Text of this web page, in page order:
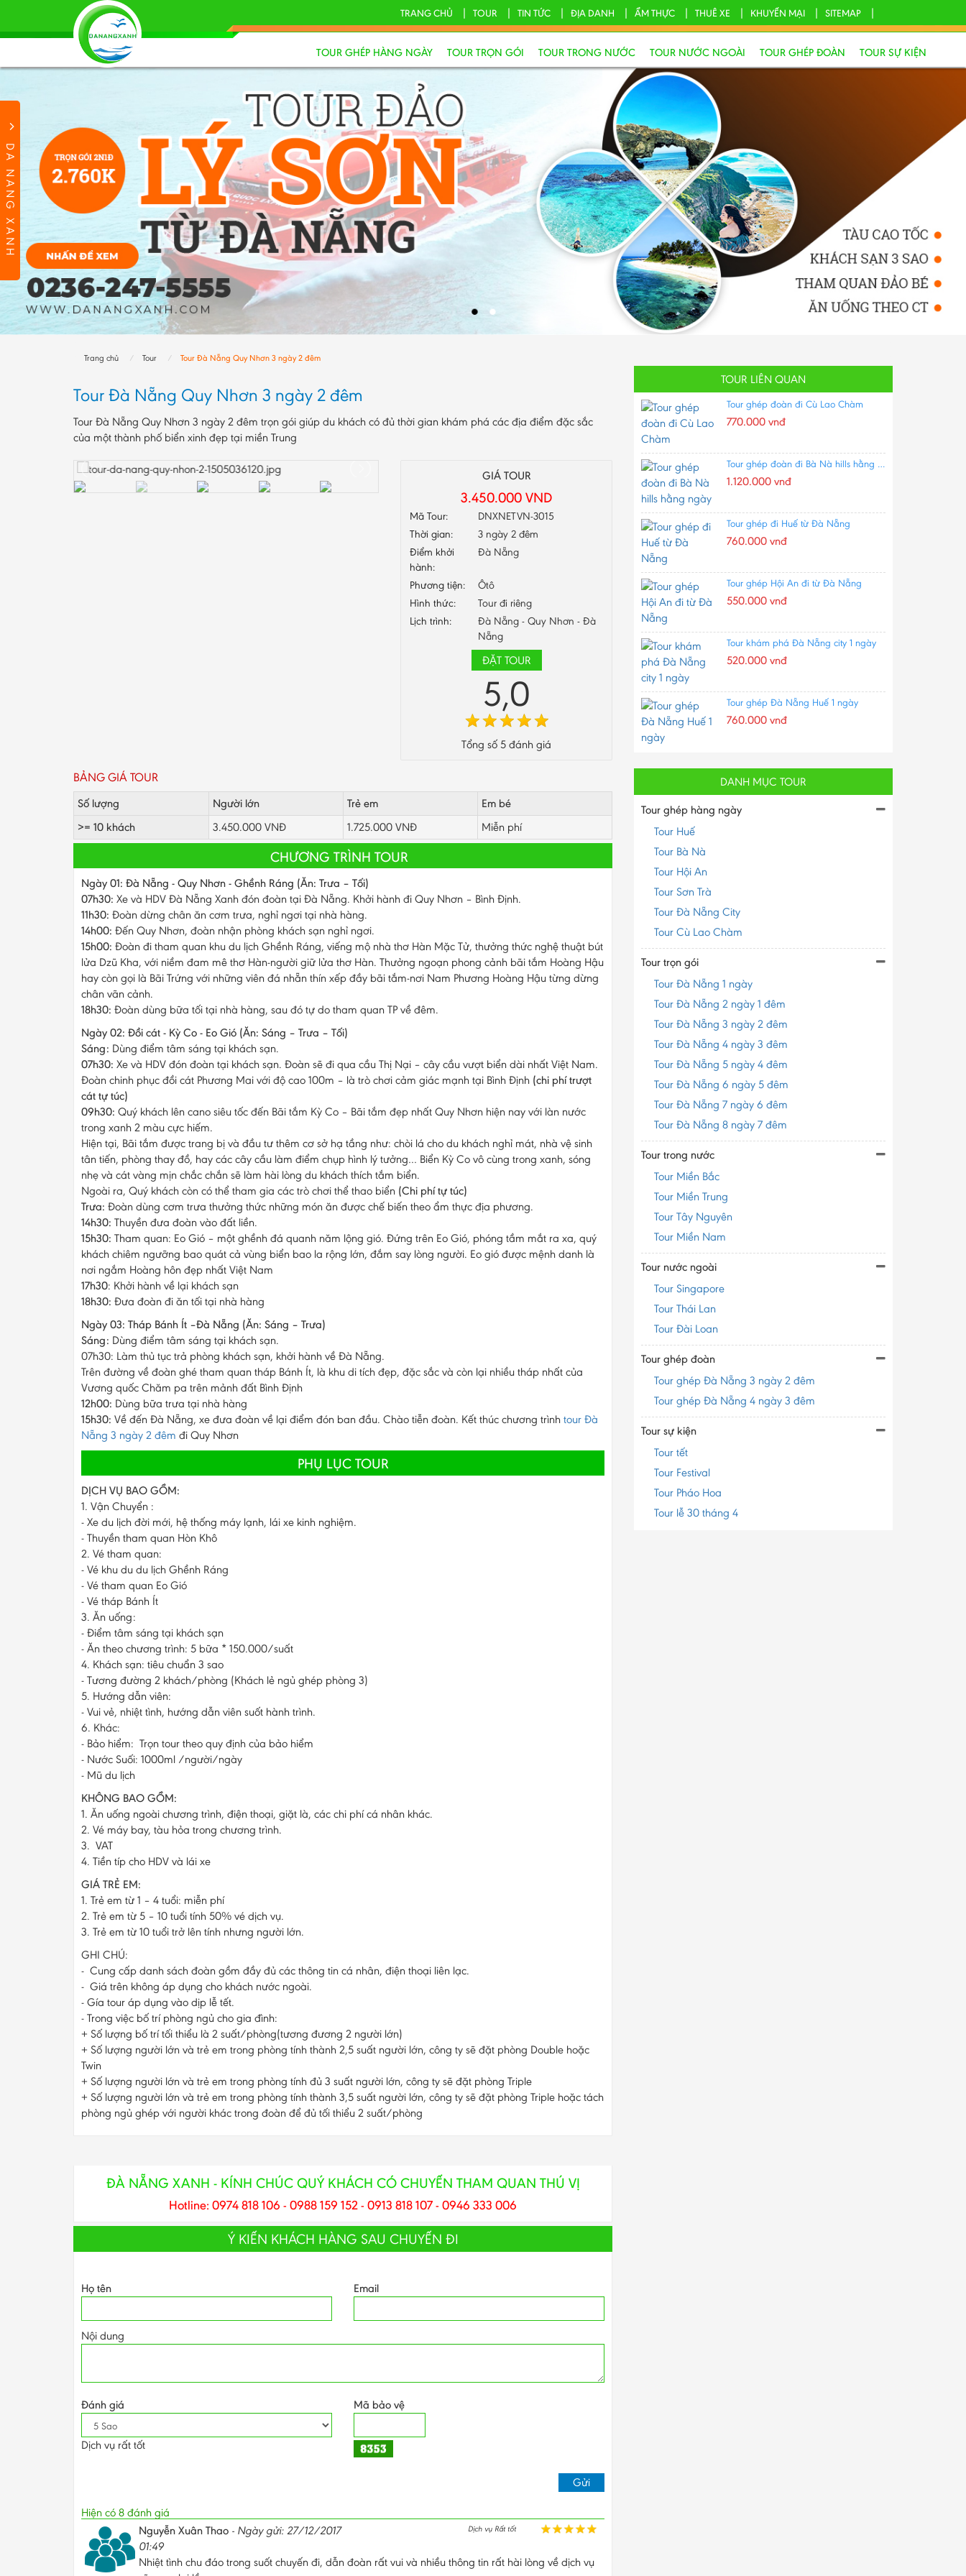
TRANG CHỦ TOUR TIN TỨC ĐỊA DANH ẨM THỰC THUÊ XE KHUYẾN MẠI SITEMAP
TOUR GHÉP HÀNG NGÀY TOUR TRỌN GÓI TOUR TRONG NƯỚC TOUR NƯỚC NGOÀI TOUR GHÉP ĐOÀN TOUR SỰ KIỆN
DA NANG XANH
Trang chủ Tour Tour Đà Nẵng Quy Nhơn 3 ngày 2 đêm
Tour Đà Nẵng Quy Nhơn 3 ngày 2 đêm
Tour Đà Nẵng Quy Nhơn 3 ngày 2 đêm trọn gói giúp du khách có đủ thời gian khám phá các địa điểm đặc sắc
của một thành phố biển xinh đẹp tại miền Trung
GIÁ TOUR
3.450.000 VND
Mã Tour:
DNXNETVN-3015
Thời gian:
3 ngày 2 đêm
Điểm khởi
hành:
Đà Nẵng
Phương tiện:
Ôtô
Hình thức:
Tour đi riêng
Lịch trình:
Đà Nẵng - Quy Nhơn - Đà
Nẵng
ĐẶT TOUR
5,0
Tổng số 5 đánh giá
BẢNG GIÁ TOUR
Số lượng Người lớn Trẻ em
Em bé
>= 10 khách
3.450.000 VNĐ 1.725.000 VNĐ Miễn phí
CHƯƠNG TRÌNH TOUR
Ngày 01: Đà Nẵng - Quy Nhơn - Ghềnh Ráng (Ăn: Trưa – Tối)
07h30: Xe và HDV Đà Nẵng Xanh đón đoàn tại Đà Nẵng. Khởi hành đi Quy Nhơn – Bình Định.
11h30: Đoàn dừng chân ăn cơm trưa, nghỉ ngơi tại nhà hàng.
14h00: Đến Quy Nhơn, đoàn nhận phòng khách sạn nghỉ ngơi.
15h00: Đoàn đi tham quan khu du lịch Ghềnh Ráng, viếng mộ nhà thơ Hàn Mặc Tử, thưởng thức nghệ thuật bút
lửa Dzũ Kha, với niềm đam mê thơ Hàn-người giữ lửa thơ Hàn. Thưởng ngoạn phong cảnh bãi tắm Hoàng Hậu
hay còn gọi là Bãi Trứng với những viên đá nhẵn thín xếp đầy bãi tắm-nơi Nam Phương Hoàng Hậu từng dừng
chân vãn cảnh.
18h30: Đoàn dùng bữa tối tại nhà hàng, sau đó tự do tham quan TP về đêm.
Ngày 02: Đồi cát - Kỳ Co - Eo Gió (Ăn: Sáng – Trưa – Tối)
Sáng: Dùng điểm tâm sáng tại khách sạn.
07h30: Xe và HDV đón đoàn tại khách sạn. Đoàn sẽ đi qua cầu Thị Nại – cây cầu vượt biển dài nhất Việt Nam.
Đoàn chinh phục đồi cát Phương Mai với độ cao 100m – là trò chơi cảm giác mạnh tại Bình Định (chi phí trượt
cát tự túc)
09h30: Quý khách lên cano siêu tốc đến Bãi tắm Kỳ Co – Bãi tắm đẹp nhất Quy Nhơn hiện nay với làn nước
trong xanh 2 màu cực hiếm.
Hiện tại, Bãi tắm được trang bị và đầu tư thêm cơ sở hạ tầng như: chòi lá cho du khách nghỉ mát, nhà vệ sinh
tân tiến, phòng thay đồ, hay các cây cầu làm điểm chụp hình lý tưởng… Biển Kỳ Co vô cùng trong xanh, sóng
nhẹ và cát vàng mịn chắc chắn sẽ làm hài lòng du khách thích tắm biển.
Ngoài ra, Quý khách còn có thể tham gia các trò chơi thể thao biển (Chi phí tự túc)
Trưa: Đoàn dùng cơm trưa thưởng thức những món ăn được chế biến theo ẩm thực địa phương.
14h30: Thuyền đưa đoàn vào đất liền.
15h30: Tham quan: Eo Gió – một ghềnh đá quanh năm lộng gió. Đứng trên Eo Gió, phóng tầm mắt ra xa, quý
khách chiêm ngưỡng bao quát cả vùng biển bao la rộng lớn, đắm say lòng người. Eo gió được mệnh danh là
nơi ngắm Hoàng hôn đẹp nhất Việt Nam
17h30: Khởi hành về lại khách sạn
18h30: Đưa đoàn đi ăn tối tại nhà hàng
Ngày 03: Tháp Bánh Ít –Đà Nẵng (Ăn: Sáng – Trưa)
Sáng: Dùng điểm tâm sáng tại khách sạn.
07h30: Làm thủ tục trả phòng khách sạn, khởi hành về Đà Nẵng.
Trên đường về đoàn ghé tham quan tháp Bánh Ít, là khu di tích đẹp, đặc sắc và còn lại nhiều tháp nhất của
Vương quốc Chăm pa trên mảnh đất Bình Định
12h00: Dùng bữa trưa tại nhà hàng
15h30: Về đến Đà Nẵng, xe đưa đoàn về lại điểm đón ban đầu. Chào tiễn đoàn. Kết thúc chương trình tour Đà
Nẵng 3 ngày 2 đêm đi Quy Nhơn
PHỤ LỤC TOUR
DỊCH VỤ BAO GỒM:
1. Vận Chuyển :
- Xe du lịch đời mới, hệ thống máy lạnh, lái xe kinh nghiệm.
- Thuyền tham quan Hòn Khô
2. Vé tham quan:
- Vé khu du du lịch Ghềnh Ráng
- Vé tham quan Eo Gió
- Vé tháp Bánh Ít
3. Ăn uống:
- Điểm tâm sáng tại khách sạn
- Ăn theo chương trình: 5 bữa * 150.000/suất
4. Khách sạn: tiêu chuẩn 3 sao
- Tương đường 2 khách/phòng (Khách lẻ ngủ ghép phòng 3)
5. Hướng dẫn viên:
- Vui vẻ, nhiệt tình, hướng dẫn viên suốt hành trình.
6. Khác:
- Bảo hiểm: Trọn tour theo quy định của bảo hiểm
- Nước Suối: 1000ml /người/ngày
- Mũ du lịch
KHÔNG BAO GỒM:
1. Ăn uống ngoài chương trình, điện thoại, giặt là, các chi phí cá nhân khác.
2. Vé máy bay, tàu hỏa trong chương trình.
3. VAT
4. Tiền típ cho HDV và lái xe
GIÁ TRẺ EM:
1. Trẻ em từ 1 – 4 tuổi: miễn phí
2. Trẻ em từ 5 – 10 tuổi tính 50% vé dịch vụ.
3. Trẻ em từ 10 tuổi trở lên tính nhưng người lớn.
GHI CHÚ:
- Cung cấp danh sách đoàn gồm đầy đủ các thông tin cá nhân, điện thoại liên lạc.
- Giá trên không áp dụng cho khách nước ngoài.
- Gía tour áp dụng vào dịp lễ tết.
- Trong việc bố trí phòng ngủ cho gia đình:
+ Số lượng bố trí tối thiểu là 2 suất/phòng(tương đương 2 người lớn)
+ Số lượng người lớn và trẻ em trong phòng tính thành 2,5 suất người lớn, công ty sẽ đặt phòng Double hoặc
Twin
+ Số lượng người lớn và trẻ em trong phòng tính đủ 3 suất người lớn, công ty sẽ đặt phòng Triple
+ Số lượng người lớn và trẻ em trong phòng tính thành 3,5 suất người lớn, công ty sẽ đặt phòng Triple hoặc tách
phòng ngủ ghép với người khác trong đoàn để đủ tối thiểu 2 suất/phòng
ĐÀ NẴNG XANH - KÍNH CHÚC QUÝ KHÁCH CÓ CHUYẾN THAM QUAN THÚ VỊ
Hotline: 0974 818 106 - 0988 159 152 - 0913 818 107 - 0946 333 006
Ý KIẾN KHÁCH HÀNG SAU CHUYẾN ĐI
Họ tên Email
Nội dung
Đánh giá
Dịch vụ rất tốt
Mã bảo vệ
Hiện có 8 đánh giá
Nguyễn Xuân Thao - Ngày gửi: 27/12/2017
01:49
Dịch vụ Rất tốt
Nhiệt tình chu đáo trong suốt chuyến đi, dẫn đoàn rất vui và nhiều thông tin rất hài lòng về dịch vụ
TOUR LIÊN QUAN
Tour ghép đoàn đi Cù Lao Chàm
770.000 vnđ
Tour ghép đoàn đi Bà Nà hills hằng ngày
1.120.000 vnđ
Tour ghép đi Huế từ Đà Nẵng
760.000 vnđ
Tour ghép Hội An đi từ Đà Nẵng
550.000 vnđ
Tour khám phá Đà Nẵng city 1 ngày
520.000 vnđ
Tour ghép Đà Nẵng Huế 1 ngày
760.000 vnđ
DANH MỤC TOUR
Tour ghép hàng ngày
Tour Huế
Tour Bà Nà
Tour Hội An
Tour Sơn Trà
Tour Đà Nẵng City
Tour Cù Lao Chàm
Tour trọn gói
Tour Đà Nẵng 1 ngày
Tour Đà Nẵng 2 ngày 1 đêm
Tour Đà Nẵng 3 ngày 2 đêm
Tour Đà Nẵng 4 ngày 3 đêm
Tour Đà Nẵng 5 ngày 4 đêm
Tour Đà Nẵng 6 ngày 5 đêm
Tour Đà Nẵng 7 ngày 6 đêm
Tour Đà Nẵng 8 ngày 7 đêm
Tour trong nước
Tour Miền Bắc
Tour Miền Trung
Tour Tây Nguyên
Tour Miền Nam
Tour nước ngoài
Tour Singapore
Tour Thái Lan
Tour Đài Loan
Tour ghép đoàn
Tour ghép Đà Nẵng 3 ngày 2 đêm
Tour ghép Đà Nẵng 4 ngày 3 đêm
Tour sự kiện
Tour tết
Tour Festival
Tour Pháo Hoa
Tour lễ 30 tháng 4